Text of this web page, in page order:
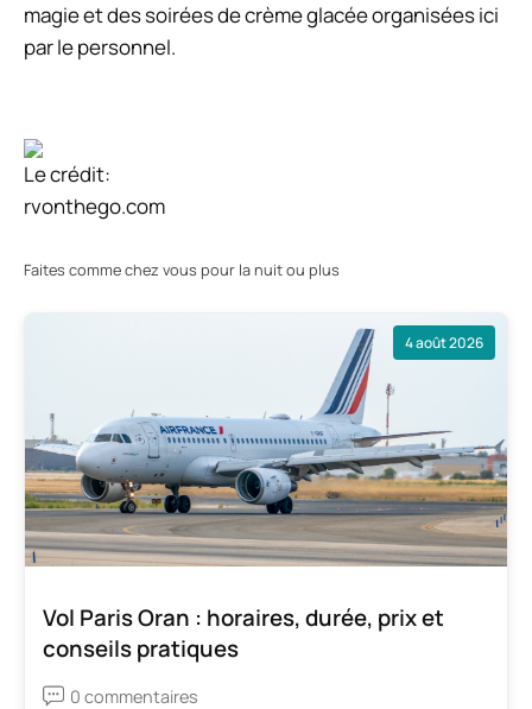
magie et des soirées de crème glacée organisées ici
par le personnel.
Le crédit:
rvonthego.com
Faites comme chez vous pour la nuit ou plus
4 août 2026
Vol Paris Oran : horaires, durée, prix et
conseils pratiques
0 commentaires